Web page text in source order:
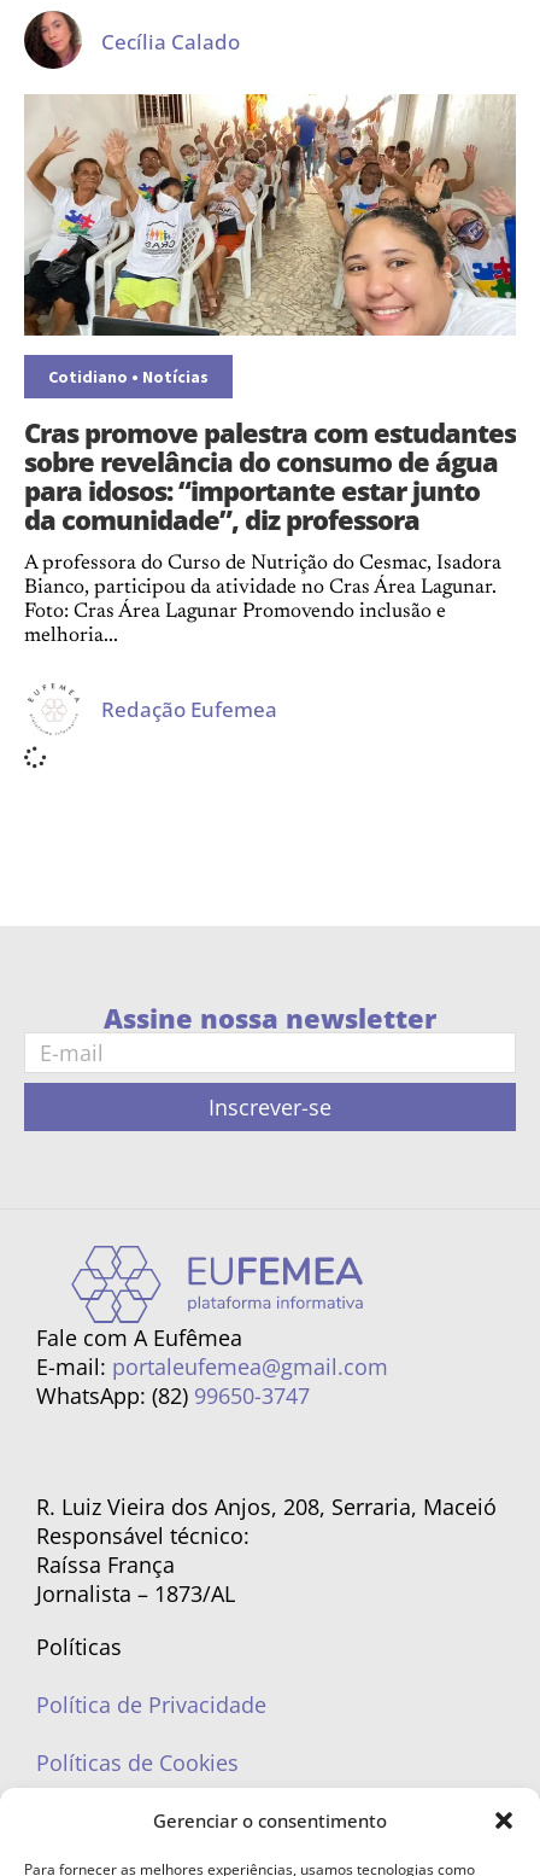
Gerenciar o consentimento
Para fornecer as melhores experiências, usamos tecnologias como
Cecília Calado
Cotidiano • Notícias
Cras promove palestra com estudantes
sobre revelância do consumo de água
para idosos: “importante estar junto
da comunidade”, diz professora
A professora do Curso de Nutrição do Cesmac, Isadora
Bianco, participou da atividade no Cras Área Lagunar.
Foto: Cras Área Lagunar Promovendo inclusão e
melhoria...
Redação Eufemea
Assine nossa newsletter
Inscrever-se
Fale com A Eufêmea
E-mail: portaleufemea@gmail.com
WhatsApp: (82) 99650-3747
R. Luiz Vieira dos Anjos, 208, Serraria, Maceió
Responsável técnico:
Raíssa França
Jornalista – 1873/AL
Políticas
Política de Privacidade
Políticas de Cookies